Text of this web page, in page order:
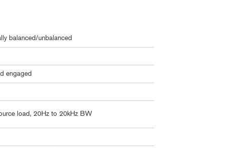
balanced/unbalanced
engaged
load, 20Hz to 20kHz BW